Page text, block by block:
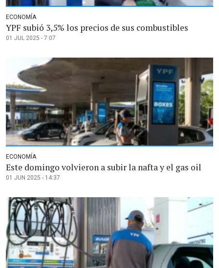
ECONOMÍA
YPF subió 3,5% los precios de sus combustibles
01 JUL 2025 - 7:07
ECONOMÍA
Este domingo volvieron a subir la nafta y el gas oil
01 JUN 2025 - 14:37